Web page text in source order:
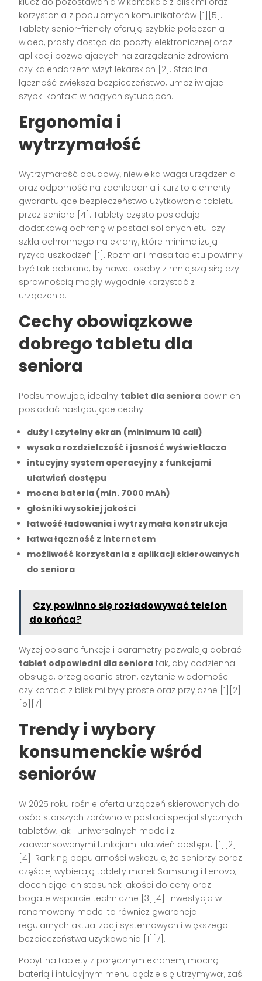
korzystania z popularnych komunikatorów [1][5] .
Tablety senior-friendly oferują szybkie połączenia
wideo, prosty dostęp do poczty elektronicznej oraz
aplikacji pozwalających na zarządzanie zdrowiem
czy kalendarzem wizyt lekarskich [2] . Stabilna
łączność zwiększa bezpieczeństwo, umożliwiając
szybki kontakt w nagłych sytuacjach.
Ergonomia i
wytrzymałość
Wytrzymałość obudowy, niewielka waga urządzenia
oraz odporność na zachlapania i kurz to elementy
gwarantujące bezpieczeństwo użytkowania tabletu
przez seniora [4] . Tablety często posiadają
dodatkową ochronę w postaci solidnych etui czy
szkła ochronnego na ekrany, które minimalizują
ryzyko uszkodzeń [1] . Rozmiar i masa tabletu powinny
być tak dobrane, by nawet osoby z mniejszą siłą czy
sprawnością mogły wygodnie korzystać z
urządzenia.
Cechy obowiązkowe
dobrego tabletu dla
seniora
Podsumowując, idealny tablet dla seniora powinien
posiadać następujące cechy:
duży i czytelny ekran (minimum 10 cali)
wysoka rozdzielczość i jasność wyświetlacza
intucyjny system operacyjny z funkcjami
ułatwień dostępu
mocna bateria (min. 7000 mAh)
głośniki wysokiej jakości
łatwość ładowania i wytrzymała konstrukcja
łatwa łączność z internetem
możliwość korzystania z aplikacji skierowanych
do seniora
Czy powinno się rozładowywać telefon
do końca?
Wyżej opisane funkcje i parametry pozwalają dobrać
tablet odpowiedni dla seniora tak, aby codzienna
obsługa, przeglądanie stron, czytanie wiadomości
czy kontakt z bliskimi były proste oraz przyjazne [1][2]
[5][7] .
Trendy i wybory
konsumenckie wśród
seniorów
W 2025 roku rośnie oferta urządzeń skierowanych do
osób starszych zarówno w postaci specjalistycznych
tabletów, jak i uniwersalnych modeli z
zaawansowanymi funkcjami ułatwień dostępu [1][2]
[4] . Ranking popularności wskazuje, że seniorzy coraz
częściej wybierają tablety marek Samsung i Lenovo,
doceniając ich stosunek jakości do ceny oraz
bogate wsparcie techniczne [3][4] . Inwestycja w
renomowany model to również gwarancja
regularnych aktualizacji systemowych i większego
bezpieczeństwa użytkowania [1][7] .
Popyt na tablety z poręcznym ekranem, mocną
baterią i intuicyjnym menu będzie się utrzymywał, zaś